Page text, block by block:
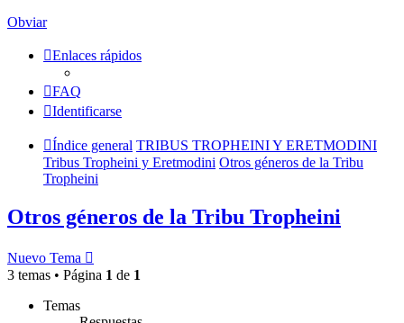
Obviar
Enlaces rápidos
FAQ
Identificarse
Índice general TRIBUS TROPHEINI Y ERETMODINI
Tribus Tropheini y Eretmodini Otros géneros de la Tribu
Tropheini
Otros géneros de la Tribu Tropheini
Nuevo Tema
3 temas • Página 1 de 1
Temas